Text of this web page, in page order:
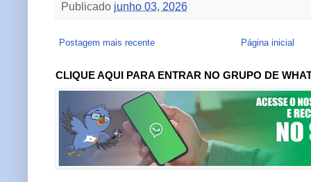
Publicado junho 03, 2026
Postagem mais recente Página inicial
CLIQUE AQUI PARA ENTRAR NO GRUPO DE